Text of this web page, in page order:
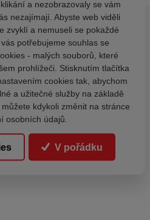
a nezobrazovaly se vám
nezajímají. Abyste web viděli
zvyklí a nemuseli se pokaždé
potřebujeme souhlas se
- malých souborů, které
prohlížeči. Stisknutím tlačítka
cookies tak, abychom
a užitečné služby na základě
kdykoli změnit na stránce
osobních údajů.
V pořádku